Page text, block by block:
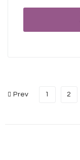
Prev 1 2